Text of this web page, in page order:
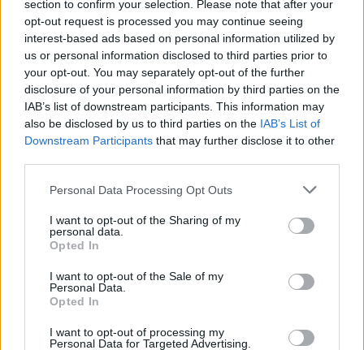
section to confirm your selection. Please note that after your
opt-out request is processed you may continue seeing
interest-based ads based on personal information utilized by
us or personal information disclosed to third parties prior to
your opt-out. You may separately opt-out of the further
disclosure of your personal information by third parties on the
IAB’s list of downstream participants. This information may
also be disclosed by us to third parties on the IAB’s List of
Downstream Participants that may further disclose it to other
Please note that this website/app uses one or more Google
not limited to your visit or usage behaviour. You may click to
grant or deny consent to Google and its third-party tags to
use your data for below specified purposes in below Google
consent section.
Personal Data Processing Opt Outs
I want to opt-out of the Sharing of my
personal data.
Opted In
I want to opt-out of the Sale of my
Personal Data.
Opted In
I want to opt-out of processing my
Personal Data for Targeted Advertising.
Elkezdődött a Vizcayai-öblön áthaladó, több mint 300 kilométer
hosszú, a francia és a spanyol villamosenergia-hálózat
összeköttetését biztosító rendszer tengeri kábeleinek
telepítése. A kivitelezést egy speciális kábelfektető hajó végzi: a
11 ezer tonna kábel befogadására képes jármű helyenként 140
méteres vízmélységben dolgozik. Az Európai Unió közös érdekű
projektként támogatja a hálózat kiépítését.